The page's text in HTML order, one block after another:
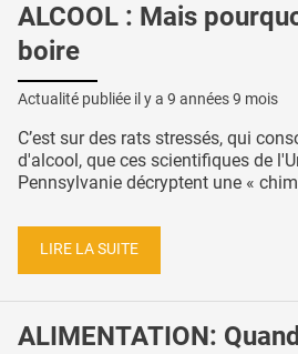
ALCOOL : Mais
boire
Actualité publiée il y a 9 années 9 mois
C’est sur des rats stressés, qui
d'alcool, que ces scientifiques de
Pennsylvanie décryptent une «
LIRE LA SUITE
ALIMENTATION: